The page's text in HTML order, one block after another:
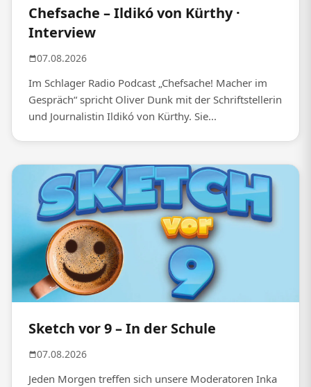
Chefsache – Ildikó von Kürthy ·
Interview
07.08.2026
Im Schlager Radio Podcast „Chefsache! Macher im
Gespräch“ spricht Oliver Dunk mit der Schriftstellerin
und Journalistin Ildikó von Kürthy. Sie...
Sketch vor 9 – In der Schule
07.08.2026
Jeden Morgen treffen sich unsere Moderatoren Inka